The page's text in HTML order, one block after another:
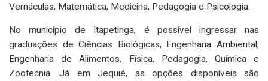
Vernáculas, Matemática, Medicina, Pedagogia e Psicologia.
No município de Itapetinga, é possível ingressar nas
graduações de Ciências Biológicas, Engenharia Ambiental,
Engenharia de Alimentos, Física, Pedagogia, Química e
Zootecnia. Já em Jequié, as opções disponíveis são